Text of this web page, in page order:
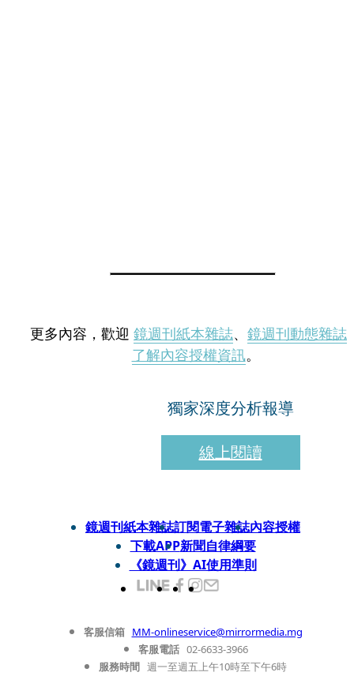
更多內容，歡迎 鏡週刊紙本雜誌、 鏡週刊動態雜誌
了解內容授權資訊。
獨家深度分析報導
線上閱讀
鏡週刊紙本雜誌訂閱電子雜誌內容授權
下載APP新聞自律綱要
《鏡週刊》AI使用準則
客服信箱 MM-onlineservice@mirrormedia.mg
客服電話 02-6633-3966
服務時間 週一至週五上午10時至下午6時